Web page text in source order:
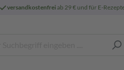
versandkostenfreiab 29 € und für E-